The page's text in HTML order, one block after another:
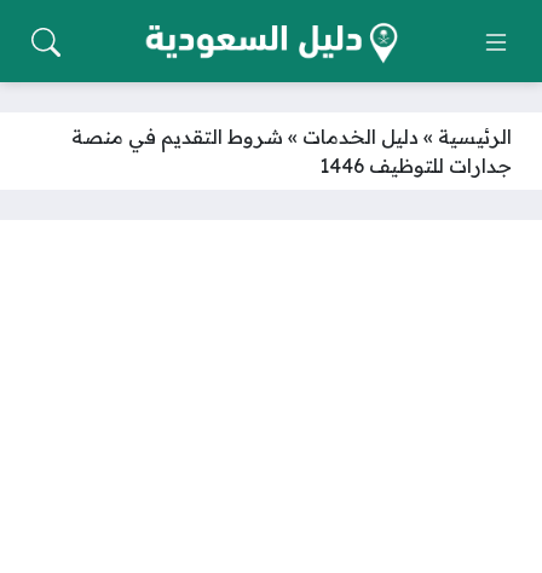
الرئيسية » دليل الخدمات » شروط التقديم في منصة
جدارات للتوظيف 1446